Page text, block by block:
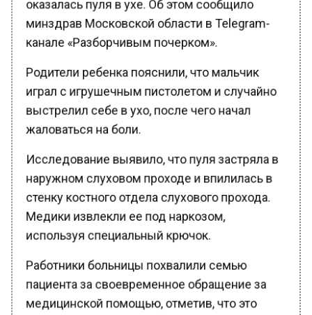
минздрав Московской области в Telegram-
канале «Разборчивым почерком».
Родители ребенка пояснили, что мальчик
играл с игрушечным пистолетом и случайно
выстрелил себе в ухо, после чего начал
жаловаться на боли.
Исследование выявило, что пуля застряла в
наружном слуховом проходе и впилилась в
стенку костного отдела слухового прохода.
Медики извлекли ее под наркозом,
используя специальный крючок.
Работники больницы похвалили семью
пациента за своевременное обращение за
медицинской помощью, отметив, что это